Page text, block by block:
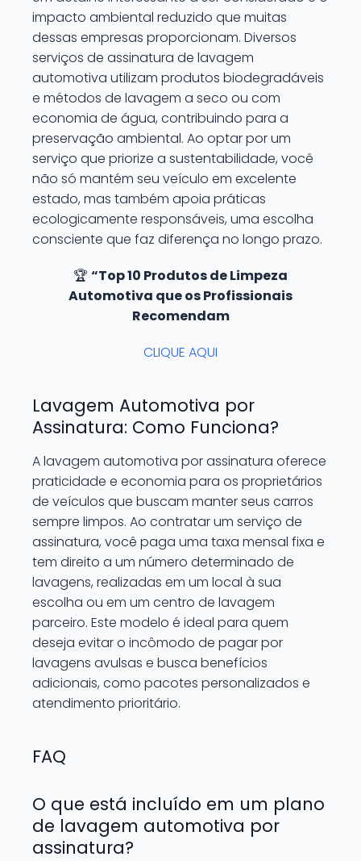
impacto ambiental reduzido que muitas
dessas empresas proporcionam. Diversos
serviços de assinatura de lavagem
automotiva utilizam produtos biodegradáveis
e métodos de lavagem a seco ou com
economia de água, contribuindo para a
preservação ambiental. Ao optar por um
serviço que priorize a sustentabilidade, você
não só mantém seu veículo em excelente
estado, mas também apoia práticas
ecologicamente responsáveis, uma escolha
consciente que faz diferença no longo prazo.
🏆 “Top 10 Produtos de Limpeza
Automotiva que os Profissionais
Recomendam
CLIQUE AQUI
Lavagem Automotiva por
Assinatura: Como Funciona?
A lavagem automotiva por assinatura oferece
praticidade e economia para os proprietários
de veículos que buscam manter seus carros
sempre limpos. Ao contratar um serviço de
assinatura, você paga uma taxa mensal fixa e
tem direito a um número determinado de
lavagens, realizadas em um local à sua
escolha ou em um centro de lavagem
parceiro. Este modelo é ideal para quem
deseja evitar o incômodo de pagar por
lavagens avulsas e busca benefícios
adicionais, como pacotes personalizados e
atendimento prioritário.
FAQ
O que está incluído em um plano
de lavagem automotiva por
assinatura?